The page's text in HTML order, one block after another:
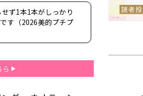
ず1本1本がしっかり
す（2026美的プチプ